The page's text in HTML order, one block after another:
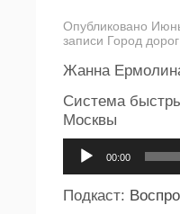
Опубликовано
записи Город
Жанна
Система
Москвы
00:00
Подкаст: